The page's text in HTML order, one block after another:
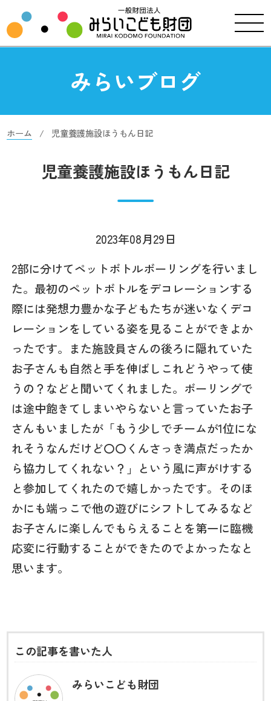
みらいブログ
ホーム 児童養護施設ほうもん日記
児童養護施設ほうもん日記
2023年08月29日
2部に分けてペットボトルボーリングを行いまし
た。最初のペットボトルをデコレーションする
際には発想力豊かな子どもたちが迷いなくデコ
レーションをしている姿を見ることができよか
ったです。また施設員さんの後ろに隠れていた
お子さんも自然と手を伸ばしこれどうやって使
うの？などと聞いてくれました。ボーリングで
は途中飽きてしまいやらないと言っていたお子
さんもいましたが「もう少しでチームが1位にな
れそうなんだけど〇〇くんさっき満点だったか
ら協力してくれない？」という風に声がけする
と参加してくれたので嬉しかったです。そのほ
かにも端っこで他の遊びにシフトしてみるなど
お子さんに楽しんでもらえることを第一に臨機
応変に行動することができたのでよかったなと
思います。
この記事を書いた人
みらいこども財団